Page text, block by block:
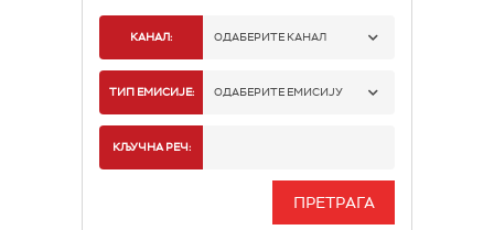
КАНАЛ: ОДАБЕРИТЕ КАНАЛ
РАДИО БЕОГРАД 1
РАДИО БЕОГРАД 3
ТИП ЕМИСИЈЕ: ОДАБЕРИТЕ ЕМИСИЈУ
КЉУЧНА РЕЧ: